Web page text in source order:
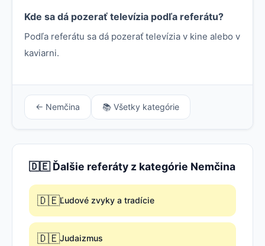
Kde sa dá pozerať televízia podľa referátu?
Podľa referátu sa dá pozerať televízia v kine alebo v
kaviarni.
← Nemčina 📚 Všetky kategórie
🇩🇪 Ďalšie referáty z kategórie Nemčina
🇩🇪Ľudové zvyky a tradície
🇩🇪Judaizmus